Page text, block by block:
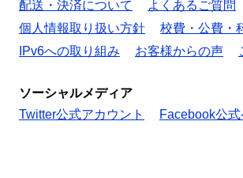
配送・決済について
よくあるご質問
個人情報取り扱い方針
校費・公費・
IPv6への取り組み
お客様からの声
ソーシャルメディア
Twitter公式アカウント
Facebook公